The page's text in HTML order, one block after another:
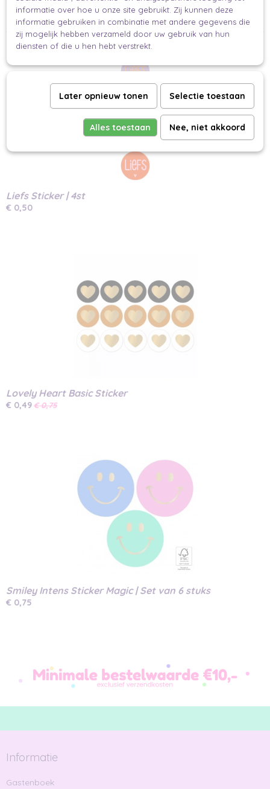
en maak jou cadeau compleet.
Makkelijk en mooi inpakken voor iedereen
Ook interessant
Liefs Sticker | 4st
€ 0,50
Lovely Heart Basic Sticker
€ 0,49€ 0,75
Smiley Intens Sticker Magic | Set van 6 stuks
€ 0,75
Informatie
Gastenboek
informatie over hoe u onze site gebruikt. Zij kunnen deze
informatie gebruiken in combinatie met andere gegevens die
zij mogelijk hebben verzameld door uw gebruik van hun
diensten of die u hen hebt verstrekt.
Later opnieuw tonen Selectie toestaan
Alles toestaan Nee, niet akkoord